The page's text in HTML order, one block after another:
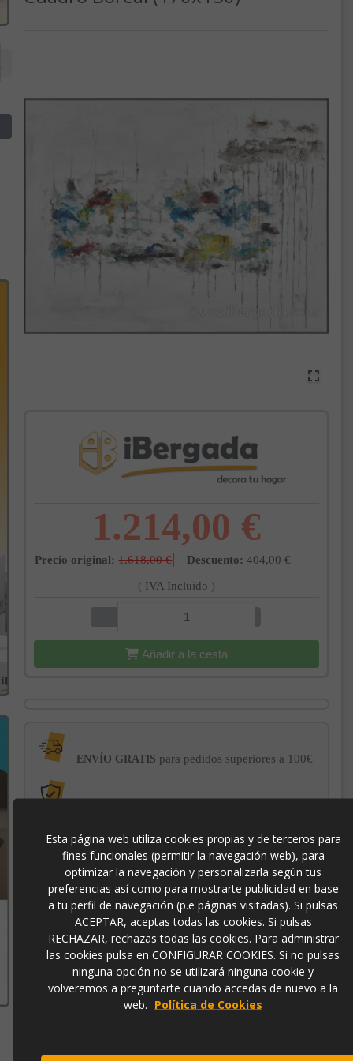
1.214,00 €
Precio original: 1.618,00 € Descuento: 404,00 €
( IVA Incluido )
−
Añadir a la cesta
ENVÍO GRATIS para pedidos superiores a 100€
-3% DE DESCUENTO EXTRApara pagos con
transferencia bancaria
p2957
Esta página web utiliza cookies propias y de terceros para
fines funcionales (permitir la navegación web), para
optimizar la navegación y personalizarla según tus
preferencias así como para mostrarte publicidad en base
a tu perfil de navegación (p.e páginas visitadas). Si pulsas
ACEPTAR, aceptas todas las cookies. Si pulsas
RECHAZAR, rechazas todas las cookies. Para administrar
las cookies pulsa en CONFIGURAR COOKIES. Si no pulsas
ninguna opción no se utilizará ninguna cookie y
volveremos a preguntarte cuando accedas de nuevo a la
web. Política de Cookies